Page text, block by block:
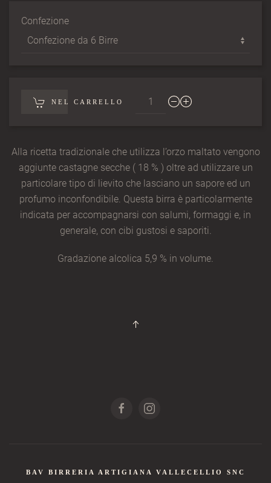
Confezione
NEL CARRELLO
Alla ricetta tradizionale che utilizza l’orzo maltato vengono
aggiunte castagne secche ( 18 % ) oltre ad utilizzare un
particolare tipo di lievito che lasciano un sapore ed un
profumo inconfondibile. Questa birra è particolarmente
indicata per accompagnarsi con salumi, formaggi e, in
generale, con cibi gustosi e saporiti.
​Gradazione alcolica 5,9 % in volume.
BAV BIRRERIA ARTIGIANA VALLECELLIO SNC